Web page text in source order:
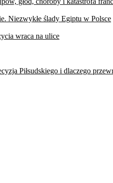
Niezwykłe ślady Egiptu w Polsce
wraca na ulice
Piłsudskiego i dlaczego